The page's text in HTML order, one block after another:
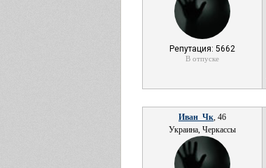
Репутация: 5662
В отпуске
Иван_Чк, 46
Украина, Черкассы